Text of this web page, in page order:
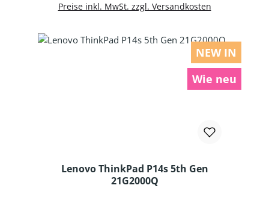
Preise inkl. MwSt. zzgl. Versandkosten
NEW IN
Wie neu
Lenovo ThinkPad P14s 5th Gen
21G2000Q